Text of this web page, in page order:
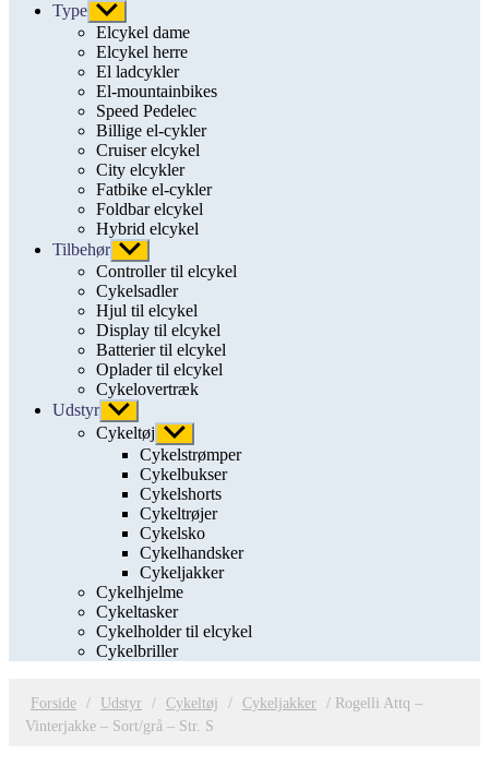
Type Vis
undermenu
Elcykel dame
Elcykel herre
El ladcykler
El-mountainbikes
Speed Pedelec
Billige el-cykler
Cruiser elcykel
City elcykler
Fatbike el-cykler
Foldbar elcykel
Hybrid elcykel
Tilbehør Vis
undermenu
Controller til elcykel
Cykelsadler
Hjul til elcykel
Display til elcykel
Batterier til elcykel
Oplader til elcykel
Cykelovertræk
Udstyr Vis
undermenu
Cykeltøj Vis
undermenu
Cykelstrømper
Cykelbukser
Cykelshorts
Cykeltrøjer
Cykelsko
Cykelhandsker
Cykeljakker
Cykelhjelme
Cykeltasker
Cykelholder til elcykel
Cykelbriller
Forside / Udstyr / Cykeltøj / Cykeljakker / Rogelli Attq –
Vinterjakke – Sort/grå – Str. S